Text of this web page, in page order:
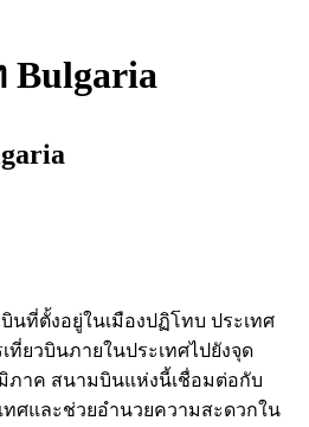
ที่ตั้งอยู่ในเมืองปฏิโทบ ประเทศ
ที่ยวบินภายในประเทศไปยังจุด
ภาค สนามบินแห่งนี้เชื่อมต่อกับ
ทศและช่วยอำนวยความสะดวกใน